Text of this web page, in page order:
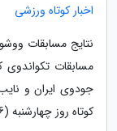
اخبار کوتاه ورزشی
نتایج مسابقات
مسابقات تکواندوی
جودوی ایران و
کوتاه روز چهارشنبه (16 بهمن) است.